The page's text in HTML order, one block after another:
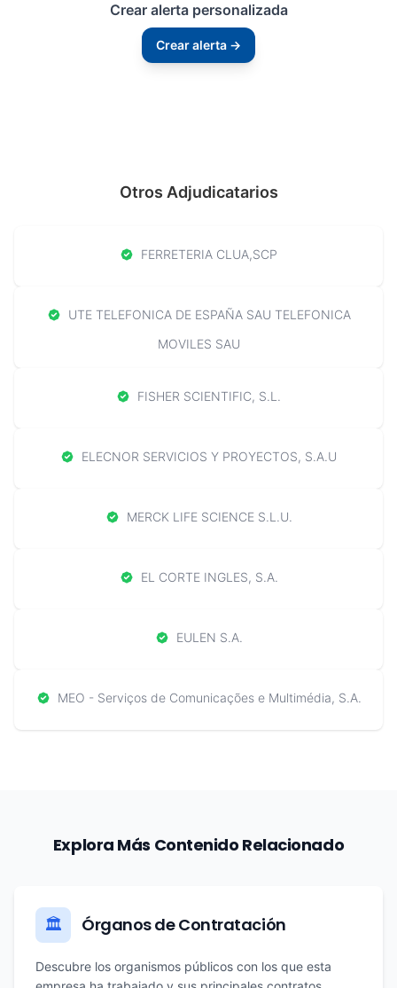
Crear alerta personalizada
Crear alerta →
Otros Adjudicatarios
FERRETERIA CLUA,SCP
UTE TELEFONICA DE ESPAÑA SAU TELEFONICA
MOVILES SAU
FISHER SCIENTIFIC, S.L.
ELECNOR SERVICIOS Y PROYECTOS, S.A.U
MERCK LIFE SCIENCE S.L.U.
EL CORTE INGLES, S.A.
EULEN S.A.
MEO - Serviços de Comunicações e Multimédia, S.A.
Explora Más Contenido Relacionado
🏛️ Órganos de Contratación
Descubre los organismos públicos con los que esta